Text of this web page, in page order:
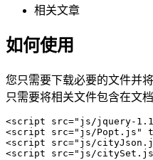
相关文章
如何使用
您只需要下载必要的文件并
只需要将相关文件包含在文档
<script src="js/jquery-
<script src="js/Popt.js"
<script src="js/
<script src="js/